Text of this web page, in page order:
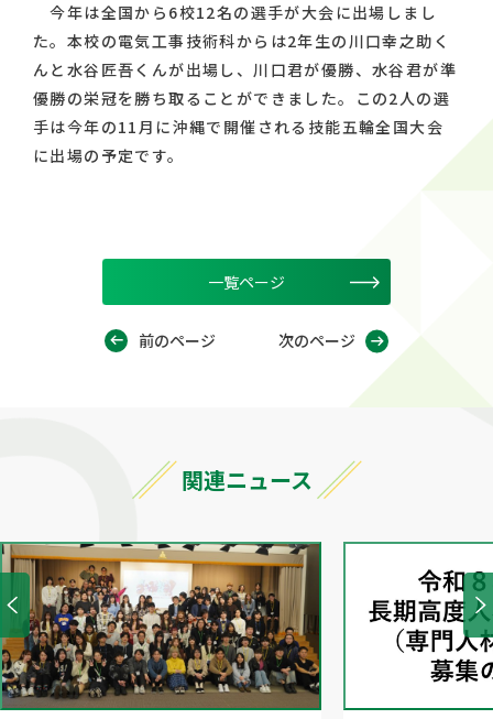
今年は全国から6校12名の選手が大会に出場しまし
た。本校の電気工事技術科からは2年生の川口幸之助く
んと水谷匠吾くんが出場し、川口君が優勝、水谷君が準
優勝の栄冠を勝ち取ることができました。この2人の選
手は今年の11月に沖縄で開催される技能五輪全国大会
に出場の予定です。
前のページ
一覧ページ
次のページ
関連ニュース